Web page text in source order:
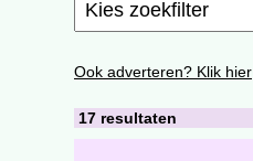
Ook adverteren? Klik hier
17 resultaten